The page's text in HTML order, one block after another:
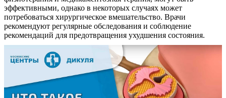
эффективными, однако в некоторых случаях может
потребоваться хирургическое вмешательство. Врачи
рекомендуют регулярные обследования и соблюдение
рекомендаций для предотвращения ухудшения состояния.